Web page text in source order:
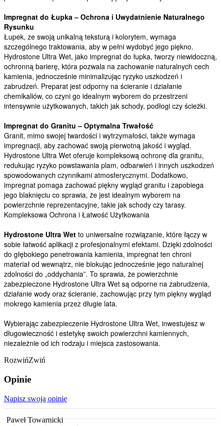
Impregnat do Łupka – Ochrona i Uwydatnienie Naturalnego
Rysunku
Łupek, ze swoją unikalną teksturą i kolorytem, wymaga
szczególnego traktowania, aby w pełni wydobyć jego piękno.
Hydrostone Ultra Wet, jako impregnat do łupka, tworzy niewidoczną,
ochronną barierę, która pozwala na zachowanie naturalnych cech
kamienia, jednocześnie minimalizując ryzyko uszkodzeń i
zabrudzeń. Preparat jest odporny na ścieranie i działanie
chemikaliów, co czyni go idealnym wyborem do przestrzeni
intensywnie użytkowanych, takich jak schody, podłogi czy ścieżki.
Impregnat do Granitu – Optymalna Trwałość
Granit, mimo swojej twardości i wytrzymałości, także wymaga
impregnacji, aby zachować swoją pierwotną jakość i wygląd.
Hydrostone Ultra Wet oferuje kompleksową ochronę dla granitu,
redukując ryzyko powstawania plam, odbarwień i innych uszkodzeń
spowodowanych czynnikami atmosferycznymi. Dodatkowo,
impregnat pomaga zachować piękny wygląd granitu i zapobiega
jego blaknięciu co sprawia, że jest idealnym wyborem na
powierzchnie reprezentacyjne, takie jak schody czy tarasy.
Kompleksowa Ochrona i Łatwość Użytkowania
Hydrostone Ultra Wet to uniwersalne rozwiązanie, które łączy w
sobie łatwość aplikacji z profesjonalnymi efektami. Dzięki zdolności
do głębokiego penetrowania kamienia, impregnat ten chroni
materiał od wewnątrz, nie blokując jednocześnie jego naturalnej
zdolności do „oddychania”. To sprawia, że powierzchnie
zabezpieczone Hydrostone Ultra Wet są odporne na zabrudzenia,
działanie wody oraz ścieranie, zachowując przy tym piękny wygląd
mokrego kamienia przez długie lata.
Wybierając zabezpieczenie Hydrostone Ultra Wet, inwestujesz w
długowieczność i estetykę swoich powierzchni kamiennych,
niezależnie od ich rodzaju i miejsca zastosowania.
RozwińZwiń
Opinie
Napisz swoją opinię
Paweł Towarnicki